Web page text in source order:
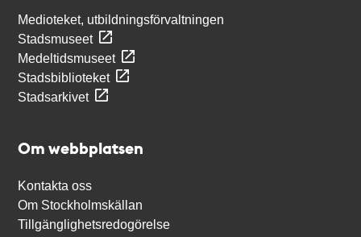
Medioteket, utbildningsförvaltningen
Stadsmuseet
Medeltidsmuseet
Stadsbiblioteket
Stadsarkivet
Om webbplatsen
Kontakta oss
Om Stockholmskällan
Tillgänglighetsredogörelse